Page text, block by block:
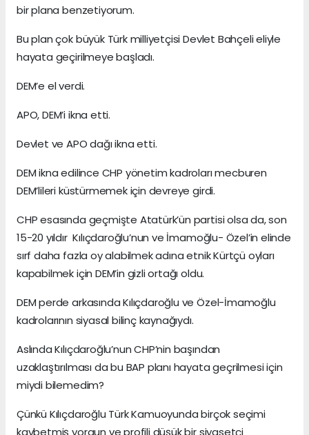
bir plana benzetiyorum.
Bu plan çok büyük Türk milliyetçisi Devlet Bahçeli eliyle
hayata geçirilmeye başladı.
DEM’e el verdi.
APO, DEM’i ikna etti.
Devlet ve APO dağı ikna etti.
DEM ikna edilince CHP yönetim kadroları mecburen
DEM’lileri küstürmemek için devreye girdi.
CHP esasında geçmişte Atatürk’ün partisi olsa da, son
15-20 yıldır Kılıçdaroğlu’nun ve İmamoğlu- Özel’in elinde
sırf daha fazla oy alabilmek adına etnik Kürtçü oyları
kapabilmek için DEM’in gizli ortağı oldu.
DEM perde arkasında Kılıçdaroğlu ve Özel-İmamoğlu
kadrolarının siyasal bilinç kaynağıydı.
Aslında Kılıçdaroğlu’nun CHP’nin başından
uzaklaştırılması da bu BAP planı hayata geçrilmesi için
miydi bilemedim?
Çünkü Kılıçdaroğlu Türk Kamuoyunda birçok seçimi
kaybetmiş yorgun ve profili düşük bir siyasetçi